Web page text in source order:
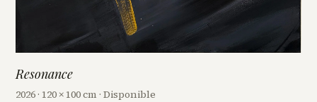
Resonance
2026 · 120 × 100 cm · Disponible